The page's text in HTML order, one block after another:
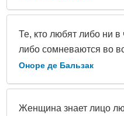
Те, кто любят либо ни
либо сомневаются во
Оноре де Бальзак
Женщина знает лицо